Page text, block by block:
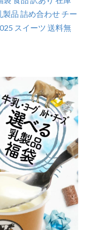
品 詰め合わせ チー
スイーツ 送料無